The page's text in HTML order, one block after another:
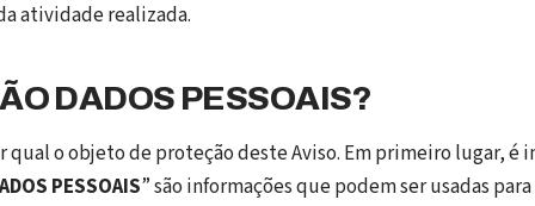
atividade realizada.
DADOS PESSOAIS?
qual o objeto de proteção deste Aviso. Em primeiro lugar, é
PESSOAIS” são informações que podem ser usadas